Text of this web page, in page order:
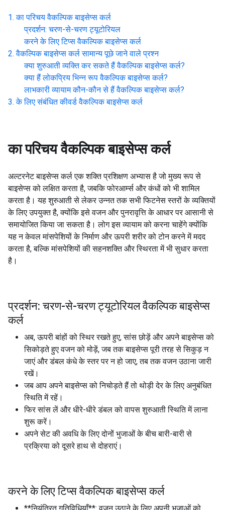
का परिचय वैकल्पिक बाइसेप्स कर्ल
प्रदर्शन: चरण-से-चरण ट्यूटोरियल
करने के लिए टिप्स वैकल्पिक बाइसेप्स कर्ल
वैकल्पिक बाइसेप्स कर्ल सामान्य पूछे जाने वाले प्रश्न
क्या शुरुआती व्यक्ति कर सकते हैं वैकल्पिक बाइसेप्स कर्ल?
क्या हैं लोकप्रिय भिन्न रूप वैकल्पिक बाइसेप्स कर्ल?
लाभकारी व्यायाम कौन-कौन से हैं वैकल्पिक बाइसेप्स कर्ल?
के लिए संबंधित कीवर्ड वैकल्पिक बाइसेप्स कर्ल
का परिचय वैकल्पिक बाइसेप्स कर्ल
अल्टरनेट बाइसेप्स कर्ल एक शक्ति प्रशिक्षण अभ्यास है जो मुख्य रूप से
बाइसेप्स को लक्षित करता है, जबकि फोरआर्म्स और कंधों को भी शामिल
करता है। यह शुरुआती से लेकर उन्नत तक सभी फिटनेस स्तरों के व्यक्तियों
के लिए उपयुक्त है, क्योंकि इसे वजन और पुनरावृत्ति के आधार पर आसानी से
समायोजित किया जा सकता है। लोग इस व्यायाम को करना चाहेंगे क्योंकि
यह न केवल मांसपेशियों के निर्माण और ऊपरी शरीर को टोन करने में मदद
करता है, बल्कि मांसपेशियों की सहनशक्ति और स्थिरता में भी सुधार करता
है।
प्रदर्शन: चरण-से-चरण ट्यूटोरियल वैकल्पिक बाइसेप्स
कर्ल
अब, ऊपरी बांहों को स्थिर रखते हुए, सांस छोड़ें और अपने बाइसेप्स को
सिकोड़ते हुए वजन को मोड़ें, जब तक बाइसेप्स पूरी तरह से सिकुड़ न
जाएं और डंबल कंधे के स्तर पर न हो जाए, तब तक वजन उठाना जारी
रखें।
जब आप अपने बाइसेप्स को निचोड़ते हैं तो थोड़ी देर के लिए अनुबंधित
स्थिति में रहें।
फिर सांस लें और धीरे-धीरे डंबल को वापस शुरुआती स्थिति में लाना
शुरू करें।
अपने सेट की अवधि के लिए दोनों भुजाओं के बीच बारी-बारी से
प्रक्रिया को दूसरे हाथ से दोहराएं।
करने के लिए टिप्स वैकल्पिक बाइसेप्स कर्ल